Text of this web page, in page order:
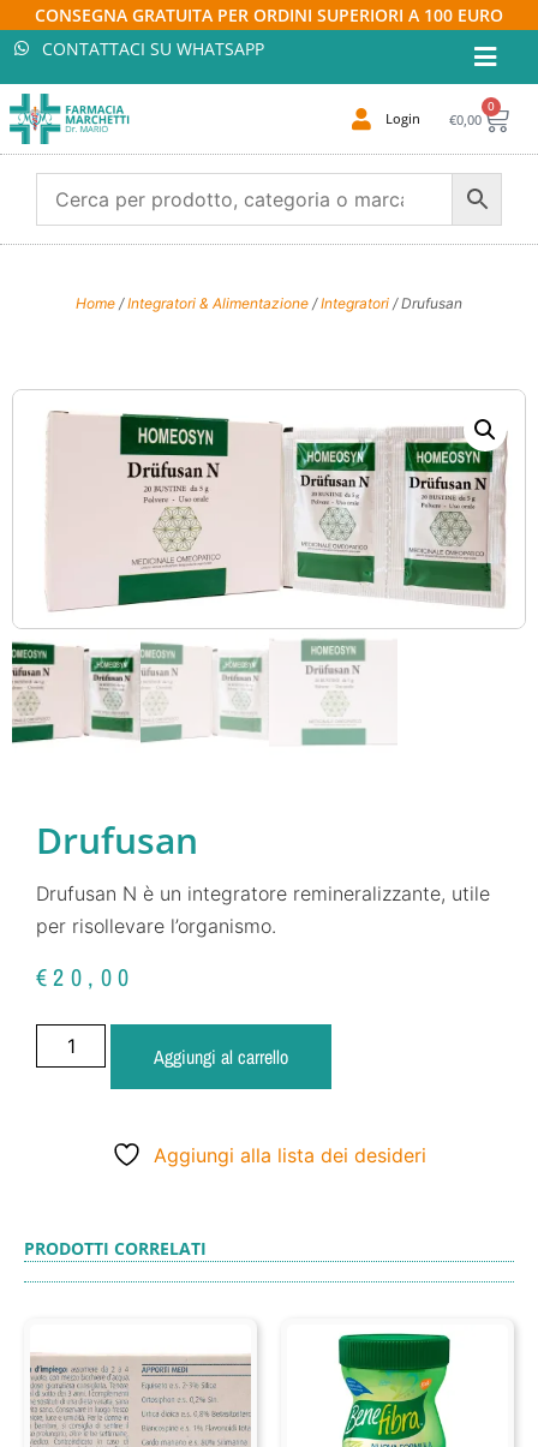
CONSEGNA GRATUITA PER ORDINI SUPERIORI A 100 EURO
CONTATTACI SU WHATSAPP
Login €0,00
0
Home /Integratori & Alimentazione /Integratori / Drufusan
Drufusan
Drufusan N è un integratore remineralizzante, utile
per risollevare l’organismo.
€20,00
Aggiungi al carrello
Aggiungi alla lista dei desideri
PRODOTTI CORRELATI